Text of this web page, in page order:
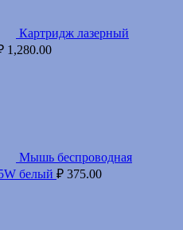
Картридж лазерный
1,280.00
Мышь беспроводная
белый ₽ 375.00